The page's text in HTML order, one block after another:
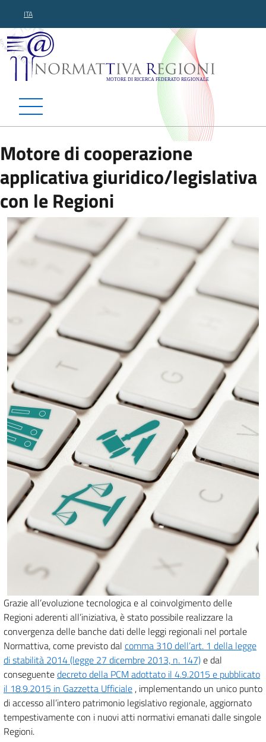
ITA
Normattiva Regioni -
Motore di cooperazione
applicativa giuridico/legislativa
con le Regioni
Grazie all’evoluzione tecnologica e al coinvolgimento delle
Regioni aderenti all’iniziativa, è stato possibile realizzare la
convergenza delle banche dati delle leggi regionali nel portale
Normattiva, come previsto dal comma 310 dell’art. 1 della legge
di stabilità 2014 (legge 27 dicembre 2013, n. 147)e dal
conseguentedecreto della PCM adottato il 4.9.2015 e pubblicato
il 18.9.2015 in Gazzetta Ufficiale , implementando un unico punto
di accesso all’intero patrimonio legislativo regionale, aggiornato
tempestivamente con i nuovi atti normativi emanati dalle singole
Regioni.